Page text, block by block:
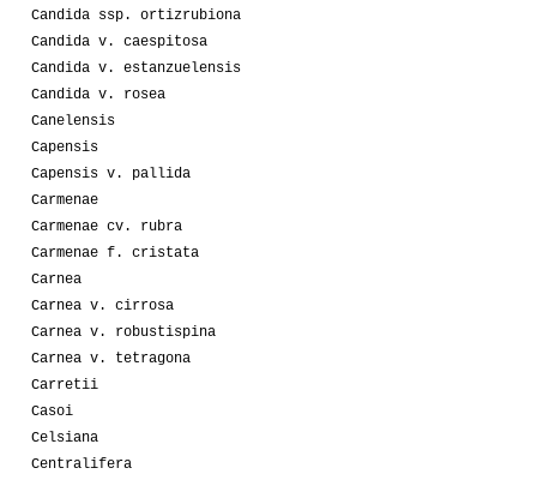
Candida ssp. ortizrubiona
Candida v. caespitosa
Candida v. estanzuelensis
Candida v. rosea
Canelensis
Capensis
Capensis v. pallida
Carmenae
Carmenae cv. rubra
Carmenae f. cristata
Carnea
Carnea v. cirrosa
Carnea v. robustispina
Carnea v. tetragona
Carretii
Casoi
Celsiana
Centralifera